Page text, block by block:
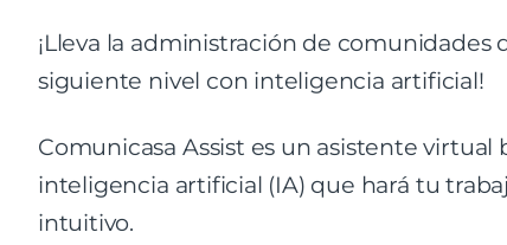
¡Lleva la administración de comunidades
siguiente nivel con inteligencia artificial!
Comunicasa Assist es un asistente virtual
inteligencia artificial (IA) que hará tu
intuitivo.